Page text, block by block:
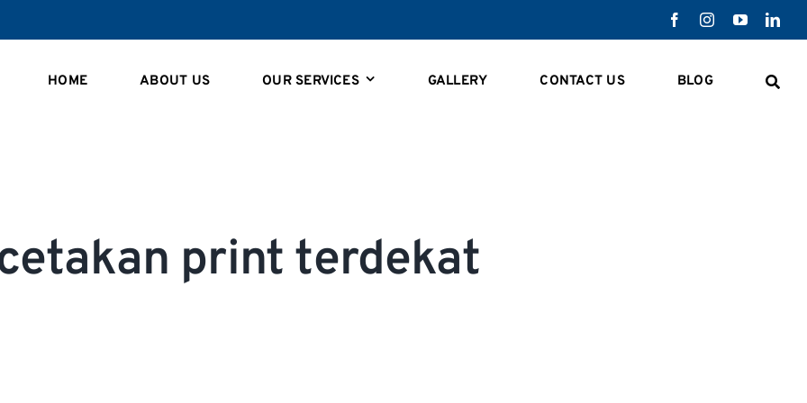
HOME ABOUT US OUR SERVICES GALLERY CONTACT US BLOG
print terdekat